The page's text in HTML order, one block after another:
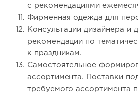
с рекомендациями
Фирменная одежда для
Консультации дизайнера и
рекомендации по
к праздникам.
Самостоятельное
ассортимента. Поставки
требуемого ассортимента